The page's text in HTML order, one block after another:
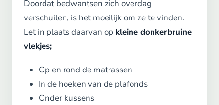
Doordat bedwantsen zich overdag
verschuilen, is het moeilijk om ze te vinden.
Let in plaats daarvan op kleine donkerbruine
vlekjes;
Op en rond de matrassen
In de hoeken van de plafonds
Onder kussens